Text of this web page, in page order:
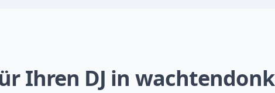
Ihren DJ in wachtendonk